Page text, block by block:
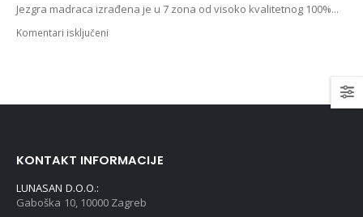
Jezgra madraca izrađena je u 7 zona od visoko kvalitetnog 100%...
Komentari isključeni
KONTAKT INFORMACIJE
LUNASAN D.O.O.:
Gaboška 10, 10000 Zagreb